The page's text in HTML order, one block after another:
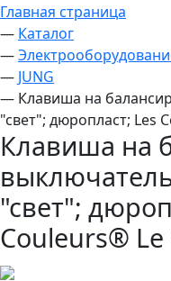
Главная страница
— Каталог
—
— JUNG
— Клавиша на
"свет"; дюропласт; Les
Клавиша на
"свет";
Couleurs®